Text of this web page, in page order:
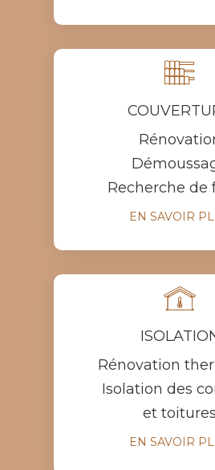

Recherche de
EN SAVOIR

Rénovation
Isolation des
et toitures
EN SAVOIR